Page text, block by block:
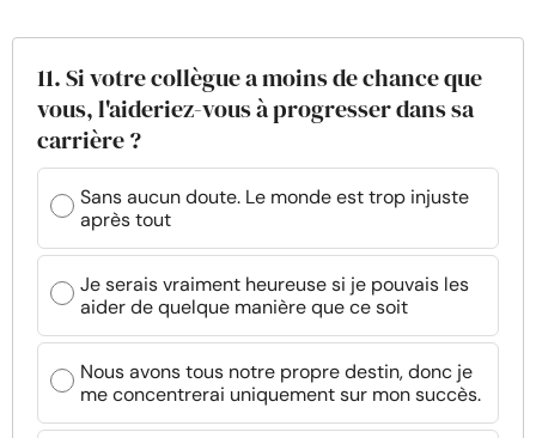
11. Si votre collègue a moins de chance que
vous, l'aideriez-vous à progresser dans sa
carrière ?
Sans aucun doute. Le monde est trop injuste
après tout
Je serais vraiment heureuse si je pouvais les
aider de quelque manière que ce soit
Nous avons tous notre propre destin, donc je
me concentrerai uniquement sur mon succès.